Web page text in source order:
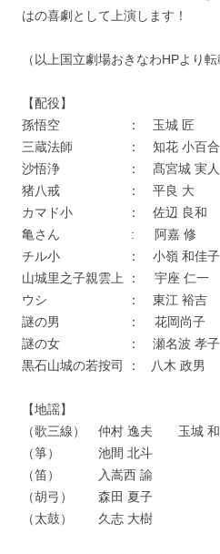
はの喜劇として上演します！
（以上国立劇場おきなわHPより転
【配役】
孫悟空 ： 玉城 匠
三蔵法師 ： 知花 小百合
沙悟浄 ： 髙宮城 実人
猪八戒 ： 平良 大
カマド小 ： 佐辺 良和
亀さん : 阿嘉 修
チル小 ： 小嶺 和佳子
山城里之子親雲上 ： 宇座 仁一
ウシ ： 東江 裕吉
謎の男 ： 花岡尚子
謎の女 ： 瀬名波 孝子
黒石山城の若按司 ： 八木 政男
【地謡】
（歌三線） 仲村 逸夫 玉城
（箏） 池間 北斗
（笛） 入嵩西 諭
（胡弓） 森田 夏子
（太鼓） 久志 大樹